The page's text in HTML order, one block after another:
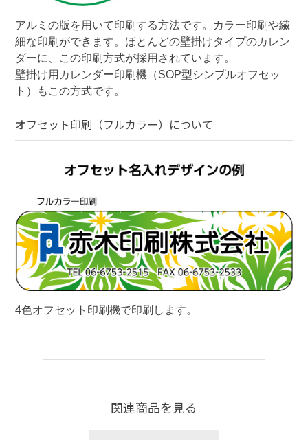
アルミの版を用いて印刷する方法です。カラー印刷や繊
細な印刷ができます。ほとんどの壁掛けタイプのカレン
ダーに、この印刷方式が採用されています。
壁掛け用カレンダー印刷機（SOP型シンプルオフセッ
ト）もこの方式です。
オフセット印刷（フルカラー） について
4色オフセット印刷機で印刷します。
関連商品を見る